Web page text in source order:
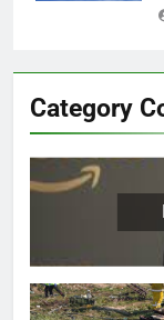
Category